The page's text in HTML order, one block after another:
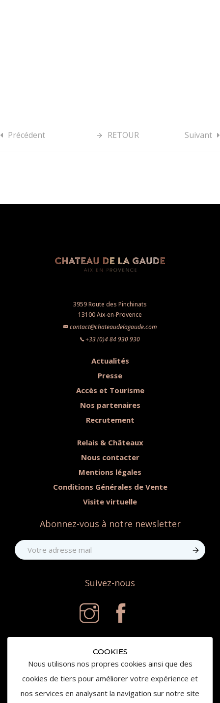
Précédent RETOUR Suivant
COOKIES
Nous utilisons nos propres cookies ainsi que des
cookies de tiers pour améliorer votre expérience et
nos services en analysant la navigation sur notre site
3959 Route des Pinchinats
13100 Aix-en-Provence
contact@chateaudelagaude.com
+33 (0)4 84 930 930
Actualités
Presse
Accès et Tourisme
Nos partenaires
Recrutement
Relais & Châteaux
Nous contacter
Mentions légales
Conditions Générales de Vente
Visite virtuelle
Abonnez-vous à notre newsletter
Suivez-nous
© 2020 Château de la Gaude - Tous droits réservés